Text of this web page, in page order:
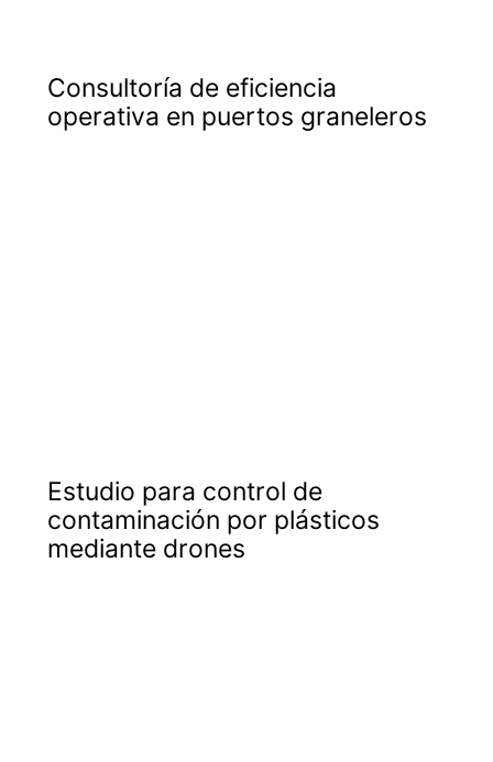
Consultoría de eficiencia
operativa en puertos graneleros
Estudio para control de
contaminación por plásticos
mediante drones